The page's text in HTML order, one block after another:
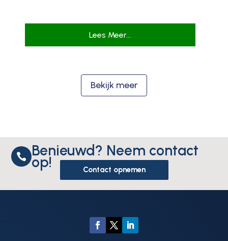
Lees Meer...
Bekijk meer
 Benieuwd? Neem contact
op! Contact opnemen